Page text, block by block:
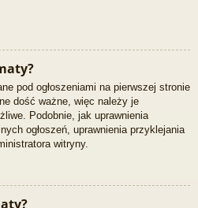
pod ogłoszeniami na pierwszej stronie
dość ważne, więc należy je
Podobnie, jak uprawnienia
ogłoszeń, uprawnienia przyklejania
witryny.